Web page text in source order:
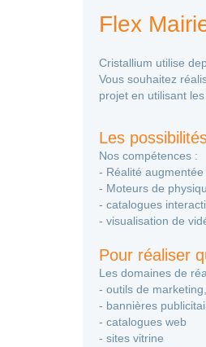
Flex
Cristallium utilise
Vous souhaitez
projet en utilisant
Les
Nos compétences :
- Réalité augmentée
- Moteurs de
- catalogues
- visualisation de
Pour réaliser
Les domaines de
- outils de
- bannières
- catalogues web
- sites vitrine